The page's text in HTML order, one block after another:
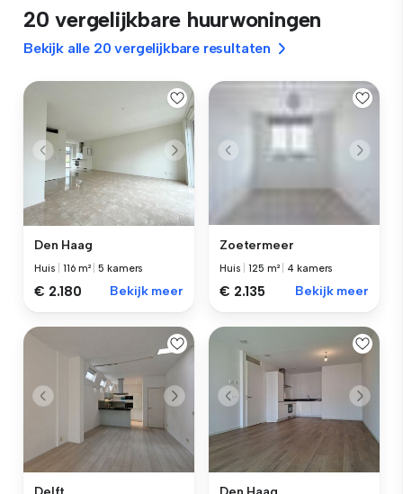
20 vergelijkbare huurwoningen
Bekijk alle 20 vergelijkbare resultaten
Den Haag
Huis |116 m² |5 kamers
€ 2.180 Bekijk meer
Zoetermeer
Huis |125 m² 4 kamers
€ 2.135 Bekijk meer